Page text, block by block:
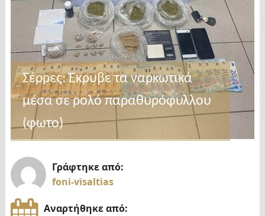
Σέρρες: Έκρυβε τα ναρκωτικά
μέσα σε ρολό παραθυρόφυλλου
(φωτο)
Γράφτηκε από:
foni-visaltias
Αναρτήθηκε από: